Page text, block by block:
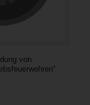
von